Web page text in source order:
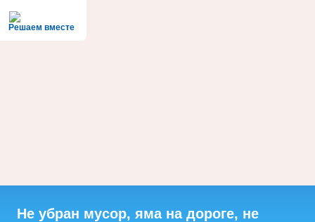
Решаем вместе
Не убран мусор, яма на дороге, не